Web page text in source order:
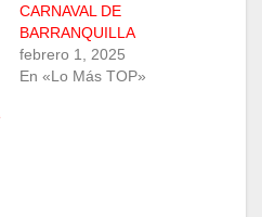
CARNAVAL DE
BARRANQUILLA
febrero 1, 2025
En «Lo Más TOP»